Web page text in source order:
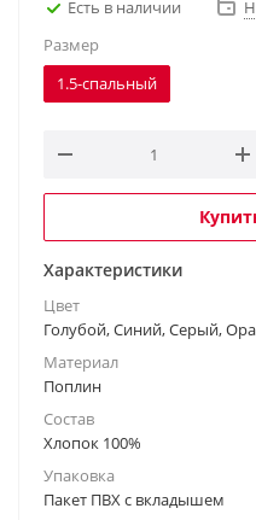
Есть в наличии
Размер
1.5-спальный
Характеристики
Цвет
Голубой, Синий, Серый,
Материал
Поплин
Состав
Хлопок 100%
Упаковка
Пакет ПВХ с вкладышем